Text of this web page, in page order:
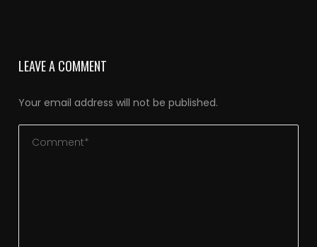
LEAVE A COMMENT
Your email address will not be published.